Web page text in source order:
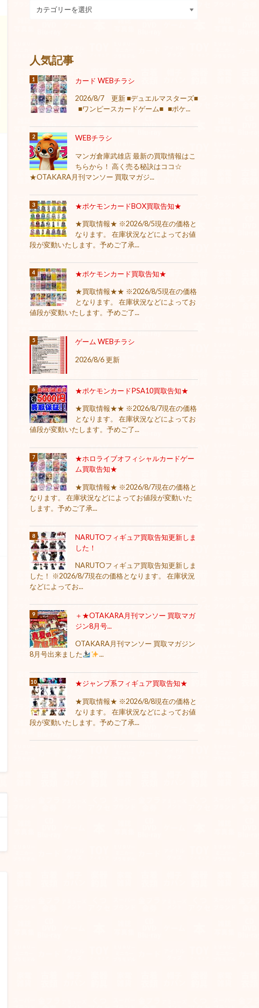
人気記事
カード WEBチラシ
2026/8/7 更新 ■デュエルマスターズ■
■ワンピースカードゲーム■ ■ポケ...
WEBチラシ
マンガ倉庫武雄店 最新の買取情報はこ
ちらから！ 高く売る秘訣はココ☆
★OTAKARA月刊マンソー 買取マガジ...
★ポケモンカードBOX買取告知★
★買取情報★ ※2026/8/5現在の価格と
なります。 在庫状況などによってお値
段が変動いたします。予めご了承...
★ポケモンカード買取告知★
★買取情報★★ ※2026/8/5現在の価格
となります。 在庫状況などによってお
値段が変動いたします。予めご了...
ゲーム WEBチラシ
2026/8/6 更新
★ポケモンカードPSA10買取告知★
★買取情報★★ ※2026/8/7現在の価格
となります。 在庫状況などによってお
値段が変動いたします。予めご了...
★ホロライブオフィシャルカードゲー
ム買取告知★
★買取情報★ ※2026/8/7現在の価格と
なります。 在庫状況などによってお値段が変動いた
します。予めご了承...
NARUTOフィギュア買取告知更新しま
した！
NARUTOフィギュア買取告知更新しま
した！ ※2026/8/7現在の価格となります。 在庫状況
などによってお...
＋★OTAKARA月刊マンソー 買取マガ
ジン8月号...
OTAKARA月刊マンソー 買取マガジン
8月号出来ました
...
★ジャンプ系フィギュア買取告知★
★買取情報★ ※2026/8/8現在の価格と
なります。 在庫状況などによってお値
段が変動いたします。予めご了承...